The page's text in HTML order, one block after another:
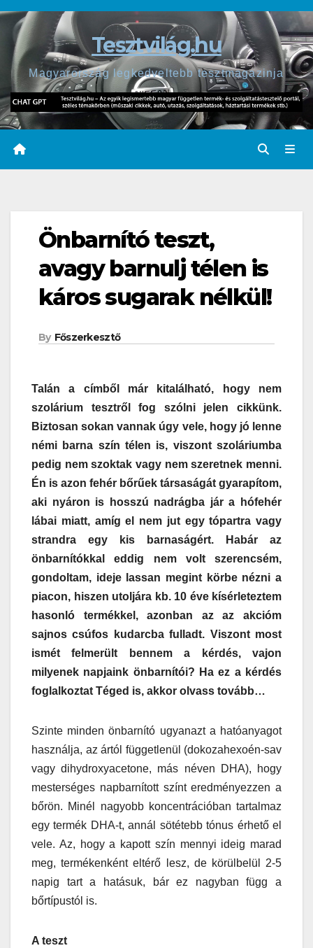
Skip
content
Tesztvilág.hu
Magyarország legkedveltebb tesztmagazinja
Önbarnító teszt,
avagy barnulj télen is
káros sugarak nélkül!
By Főszerkesztő
Talán a címből már kitalálható, hogy nem
szolárium tesztről fog szólni jelen cikkünk.
Biztosan sokan vannak úgy vele, hogy jó lenne
némi barna szín télen is, viszont szoláriumba
pedig nem szoktak vagy nem szeretnek menni.
Én is azon fehér bőrűek társaságát gyarapítom,
aki nyáron is hosszú nadrágba jár a hófehér
lábai miatt, amíg el nem jut egy tópartra vagy
strandra egy kis barnaságért. Habár az
önbarnítókkal eddig nem volt szerencsém,
gondoltam, ideje lassan megint körbe nézni a
piacon, hiszen utoljára kb. 10 éve kísérleteztem
hasonló termékkel, azonban az az akcióm
sajnos csúfos kudarcba fulladt. Viszont most
ismét felmerült bennem a kérdés, vajon
milyenek napjaink önbarnítói? Ha ez a kérdés
foglalkoztat Téged is, akkor olvass tovább…
Szinte minden önbarnító ugyanazt a hatóanyagot
használja, az ártól függetlenül (dokozahexoén-sav
vagy dihydroxyacetone, más néven DHA), hogy
mesterséges napbarnított színt eredményezzen a
bőrön. Minél nagyobb koncentrációban tartalmaz
egy termék DHA-t, annál sötétebb tónus érhető el
vele. Az, hogy a kapott szín mennyi ideig marad
meg, termékenként eltérő lesz, de körülbelül 2-5
napig tart a hatásuk, bár ez nagyban függ a
bőrtípustól is.
A teszt